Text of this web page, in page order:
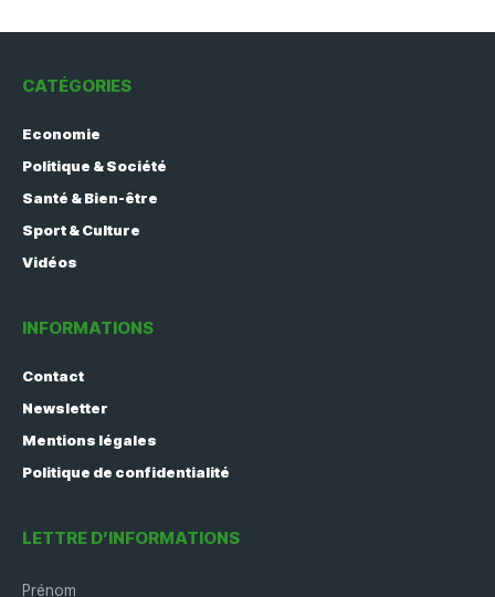
CATÉGORIES
Economie
Politique & Société
Santé & Bien-être
Sport & Culture
Vidéos
INFORMATIONS
Contact
Newsletter
Mentions légales
Politique de confidentialité
LETTRE D’INFORMATIONS
Prénom